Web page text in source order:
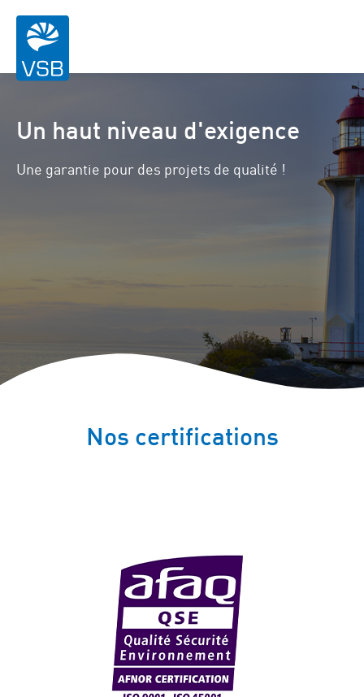
Nos certifications
Un haut niveau d'exigence
Une garantie pour des projets de qualité !